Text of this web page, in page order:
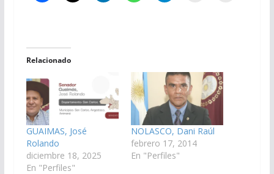
Relacionado
GUAIMAS, José
Rolando
diciembre 18, 2025
En "Perfiles"
NOLASCO, Dani Raúl
febrero 17, 2014
En "Perfiles"